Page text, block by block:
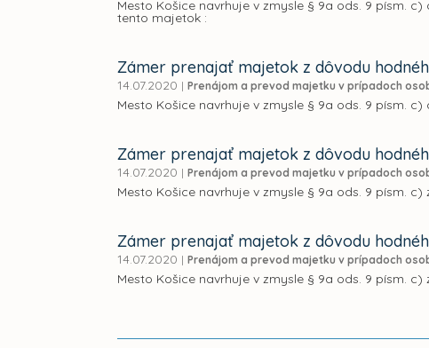
Mesto Košice navrhuje v zmysle § 9a ods. 9 písm.
tento majetok :
Zámer prenajať majetok z dôvodu
14.07.2020 | Prenájom a prevod majetku v prípadoch
Mesto Košice navrhuje v zmysle § 9a ods. 9 písm.
Zámer prenajať majetok z dôvodu
14.07.2020 | Prenájom a prevod majetku v prípadoch
Mesto Košice navrhuje v zmysle § 9a ods. 9 písm.
Zámer prenajať majetok z dôvodu
14.07.2020 | Prenájom a prevod majetku v prípadoch
Mesto Košice navrhuje v zmysle § 9a ods. 9 písm.